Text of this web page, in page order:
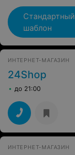
Стандартный
шаблон
ИНТЕРНЕТ-МАГАЗИН
24Shop
до 21:00
ИНТЕРНЕТ-МАГАЗИН